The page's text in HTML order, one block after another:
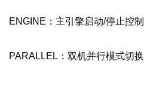
ENGINE：主引擎启动/停止控制
PARALLEL：双机并行模式切换